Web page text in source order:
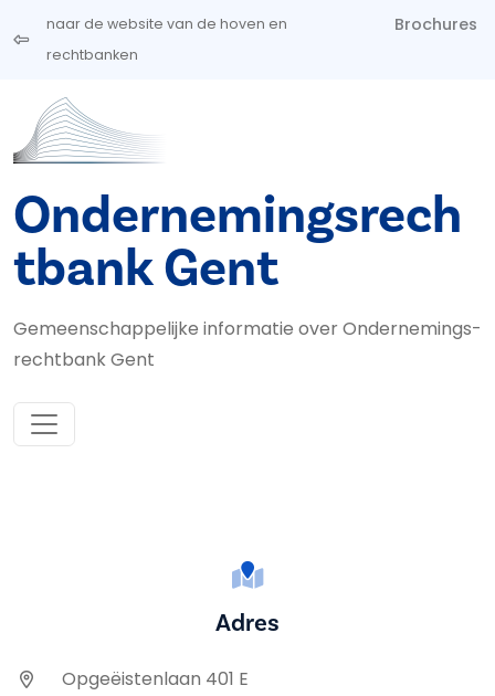
Overslaan en naar de inhoud gaan
naar de website van de hoven en
rechtbanken
Brochures
Ondernemingsrech
tbank Gent
Gemeenschappelijke informatie over Ondernemings­
rechtbank Gent
Adres
Opgeëistenlaan 401 E